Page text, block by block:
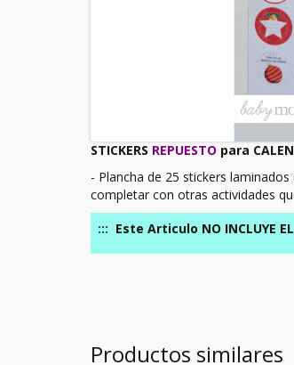
STICKERS REPUESTO para
- Plancha de 25 stickers
completar con otras actividades
::: Este Articulo NO INCLUYE
Productos similares